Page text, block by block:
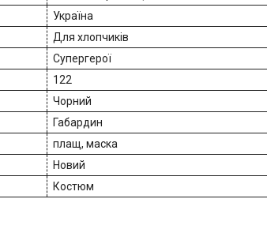
Україна
Для хлопчиків
Супергерої
122
Чорний
Габардин
плащ, маска
Новий
Костюм